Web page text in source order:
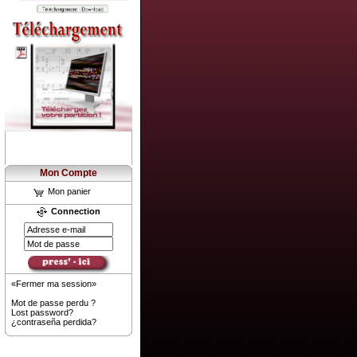
Mon Compte
Mon panier
Connection
«Fermer ma session»
Mot de passe perdu ?
Lost password?
¿contraseña perdida?